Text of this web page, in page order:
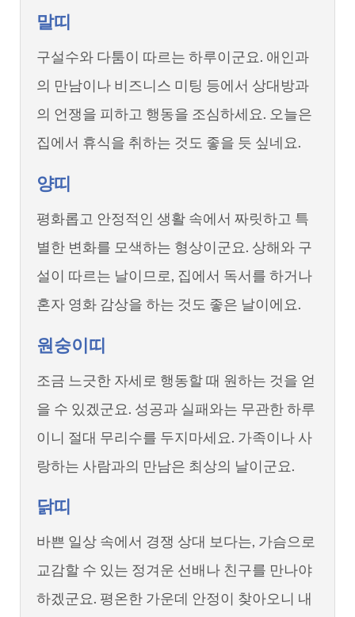
말띠
구설수와 다툼이 따르는 하루이군요. 애인과
의 만남이나 비즈니스 미팅 등에서 상대방과
의 언쟁을 피하고 행동을 조심하세요. 오늘은
집에서 휴식을 취하는 것도 좋을 듯 싶네요.
양띠
평화롭고 안정적인 생활 속에서 짜릿하고 특
별한 변화를 모색하는 형상이군요. 상해와 구
설이 따르는 날이므로, 집에서 독서를 하거나
혼자 영화 감상을 하는 것도 좋은 날이에요.
원숭이띠
조금 느긋한 자세로 행동할 때 원하는 것을 얻
을 수 있겠군요. 성공과 실패와는 무관한 하루
이니 절대 무리수를 두지마세요. 가족이나 사
랑하는 사람과의 만남은 최상의 날이군요.
닭띠
바쁜 일상 속에서 경쟁 상대 보다는, 가슴으로
교감할 수 있는 정겨운 선배나 친구를 만나야
하겠군요. 평온한 가운데 안정이 찾아오니 내